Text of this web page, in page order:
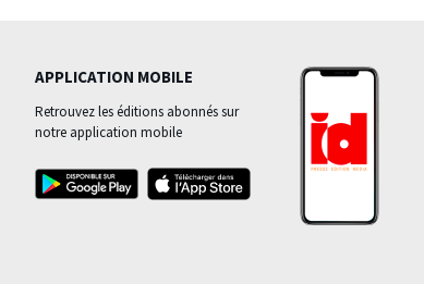
APPLICATION MOBILE
Retrouvez les éditions abonnés sur
notre application mobile